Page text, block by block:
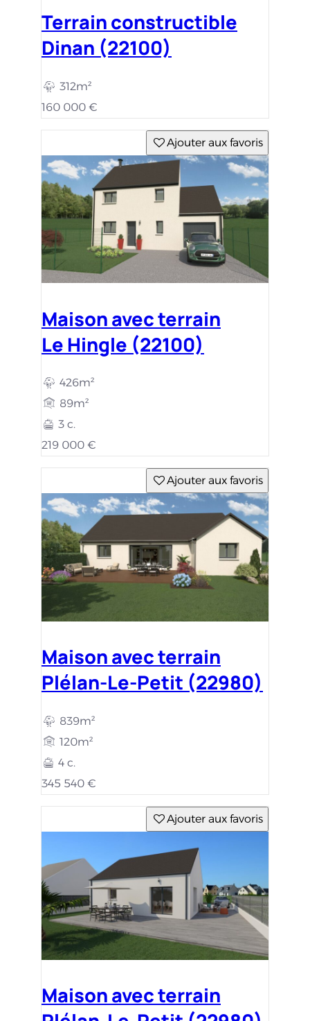
Terrain constructible
Dinan (22100)
312m²
160 000 €
Ajouter aux favoris
Maison avec terrain
Le Hingle (22100)
426m²
89m²
3 c.
219 000 €
Ajouter aux favoris
Maison avec terrain
Plélan-Le-Petit (22980)
839m²
120m²
4 c.
345 540 €
Ajouter aux favoris
Maison avec terrain